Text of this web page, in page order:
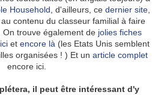
Household , d'ailleurs, ce dernier site,
contenu du classeur familial à faire
trouve également de jolies fiches
et encore là (les Etats Unis semblent
organisées ! ) Et un article complet
encore ici.
il peut être intéressant d'y